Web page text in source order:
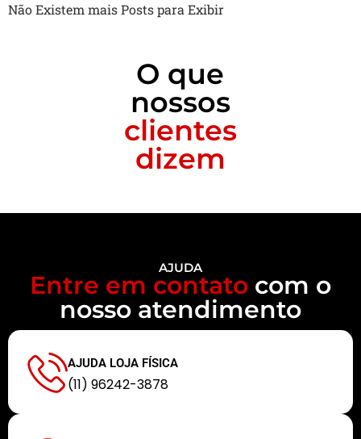
Não Existem mais Posts para Exibir
O que
nossos
clientes
dizem
AJUDA
Entre em contato com o
nosso atendimento
AJUDA LOJA FÍSICA
(11) 96242-3878